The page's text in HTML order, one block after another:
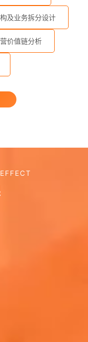
及业务拆分设计
价值链分析